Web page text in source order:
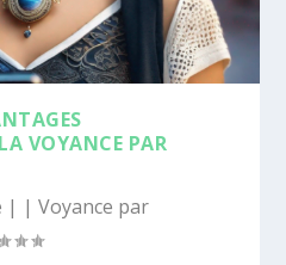
VOYANCE PAR
| |Voyance par